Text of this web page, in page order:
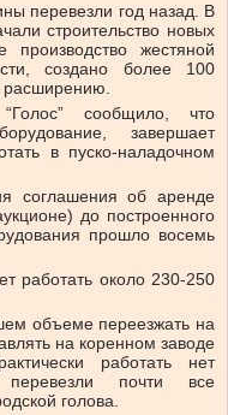
перевезли год назад. В
строительство новых
жестяной
создано более 100
расширению.
сообщило, что
завершает
в пуско-наладочном
соглашения об аренде
до построенного
прошло восемь
работать около 230-250
объеме переезжать на
на коренном заводе
работать нет
почти все
голова.